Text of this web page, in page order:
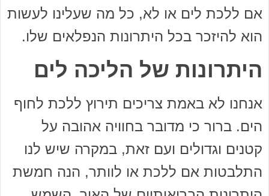
אם ללכת לים או לא, כל מה שעלינו לעשות
הוא להיזכר בכל היתרונות הנפלאים שלו.
היתרונות של הליכה לים
אנחנו לא באמת צריכים תירוץ ללכת לחוף
הים. ברור כי מדובר בחוויה אהובה על
קטנים וגדולים ועם זאת, במקרה שיש לנו
התלבטות אם ללכת או לוותר, הנה חמשת